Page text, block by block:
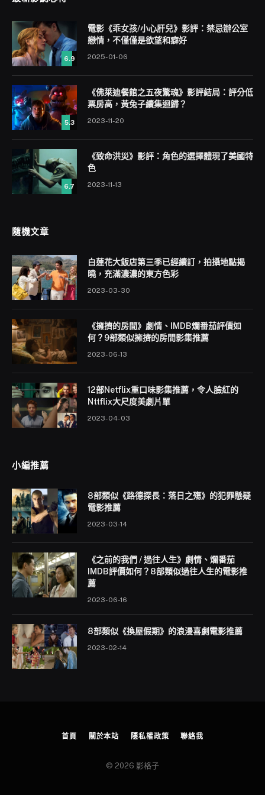
6.9
電影《乖女孩/小心肝兒》影評：禁忌辦公室
戀情，不僅僅是欲望和癖好
2025-01-06
5.3
《佛萊迪餐館之五夜驚魂》影評結局：評分低
票房高，黃兔子續集迴歸？
2023-11-20
6.7
《致命洪災》影評：角色的選擇體現了美國特
色
2023-11-13
隨機文章
白蓮花大飯店第三季已經續訂，拍攝地點揭
曉，充滿濃濃的東方色彩
2023-03-30
《擁擠的房間》劇情、IMDB爛番茄評價如
何？9部類似擁擠的房間影集推薦
2023-06-13
12部Netflix重口味影集推薦，令人臉紅的
Nttflix大尺度美劇片單
2023-04-03
小編推薦
8部類似《路德探長：落日之殤》的犯罪懸疑
電影推薦
2023-03-14
《之前的我們 / 過往人生》劇情、爛番茄
IMDB評價如何？8部類似過往人生的電影推
薦
2023-06-16
8部類似《換屋假期》的浪漫喜劇電影推薦
2023-02-14
首頁 關於本站 隱私權政策 聯絡我
© 2026 影格子